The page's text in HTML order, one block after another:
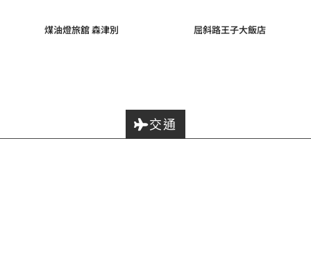
煤油燈旅舘 森津別 屈斜路王子大飯店
交通